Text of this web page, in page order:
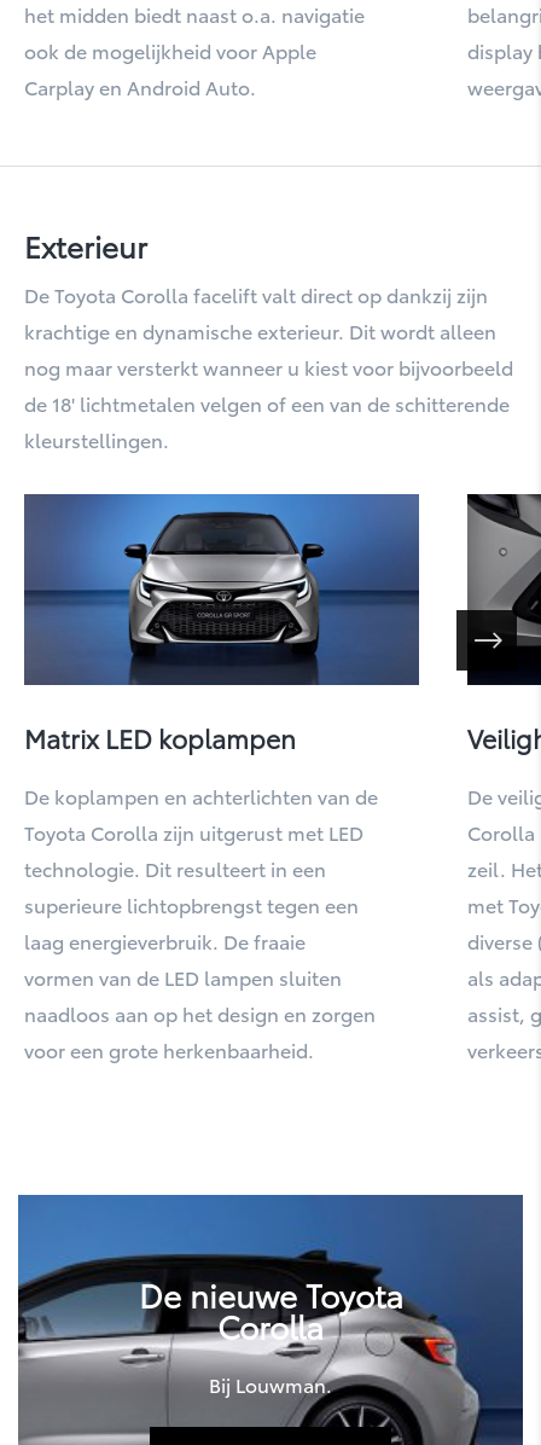
Mirai
Prius
Highlander
Hilux
het midden biedt naast o.a. navigatie
ook de mogelijkheid voor Apple
Carplay en Android Auto.
display
Exterieur
De Toyota Corolla facelift valt direct op dankzij zijn
krachtige en dynamische exterieur. Dit wordt alleen
nog maar versterkt wanneer u kiest voor bijvoorbeeld
de 18' lichtmetalen velgen of een van de schitterende
kleurstellingen.
Matrix LED koplampen
De koplampen en achterlichten van de
Toyota Corolla zijn uitgerust met LED
technologie. Dit resulteert in een
superieure lichtopbrengst tegen een
laag energieverbruik. De fraaie
vormen van de LED lampen sluiten
naadloos aan op het design en zorgen
voor een grote herkenbaarheid.
De
Corolla
zeil.
met
diverse
als
assist,
De nieuwe Toyota
Corolla
Bij Louwman.